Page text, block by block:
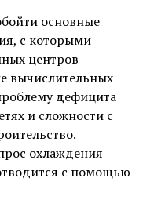
основные
с которыми
центров
вычислительных
дефицита
и сложности с
охлаждения
с помощью